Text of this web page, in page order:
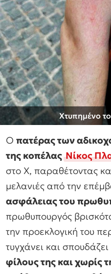
Χτυπημένο
Ο πατέρας των
της κοπέλαςΝίκος
στο Χ, παραθέτοντας
μελανιές από την
ασφάλειας του
πρωθυπουργός
την προεκλογική του
τυγχάνει και
φίλους της και χωρίς